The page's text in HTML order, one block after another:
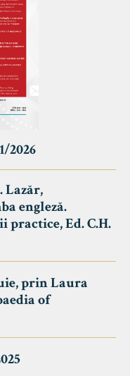
2026
Lazăr,
engleză.
practice, Ed. C.H.
prin Laura
of